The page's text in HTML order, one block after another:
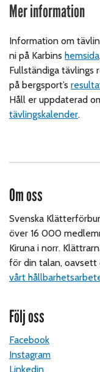
Mer information
Information om
ni på Karbins hemsida
Fullständiga tävlings
på bergsport’s
Håll er uppdaterad
tävlingskalender.
Om oss
Svenska
över 16 000
Kiruna i norr.
för din talan, oavsett
vårt
Följ oss
Facebook
Instagram
Linkedin